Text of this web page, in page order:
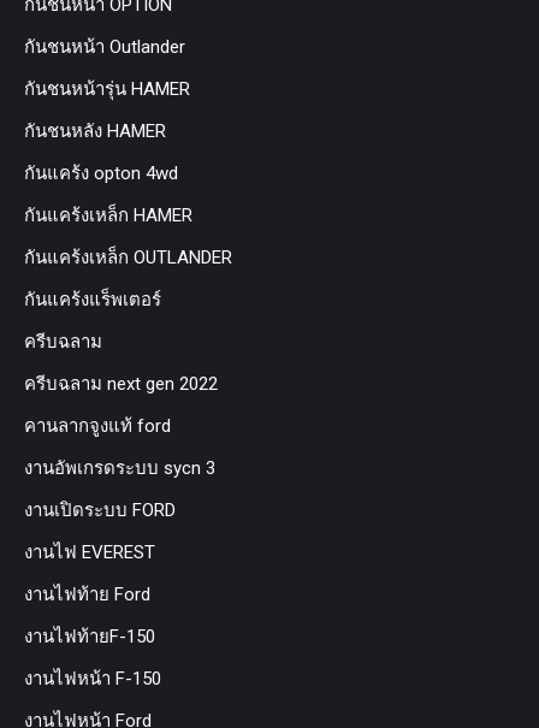
กันชนหน้า OPTION
กันชนหน้า Outlander
กันชนหน้ารุ่น HAMER
กันชนหลัง HAMER
กันแคร้ง opton 4wd
กันแคร้งเหล็ก HAMER
กันแคร้งเหล็ก OUTLANDER
กันแคร้งแร็พเตอร์
ครีบฉลาม
ครีบฉลาม next gen 2022
คานลากจูงแท้ ford
งานอัพเกรดระบบ sycn 3
งานเปิดระบบ FORD
งานไฟ EVEREST
งานไฟท้าย Ford
งานไฟท้ายF-150
งานไฟหน้า F-150
งานไฟหน้า Ford